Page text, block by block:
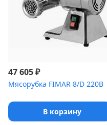
47 605₽
Мясорубка FIMAR 8/D 220В
В корзину